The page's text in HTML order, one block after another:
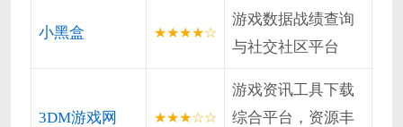
小黑盒 ★★★★☆
游戏数据战绩查询
与社交社区平台
3DM游戏网 ★★★☆☆
游戏资讯工具下载
综合平台，资源丰